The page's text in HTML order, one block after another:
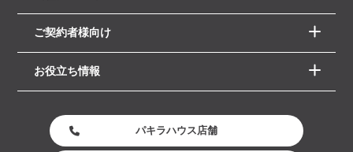
ご契約者様向け
お役立ち情報
パキラハウス店舗